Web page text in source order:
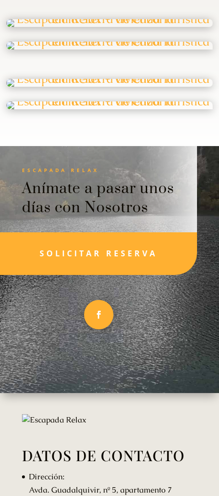
ESCAPADA RELAX
Anímate a pasar unos
días con Nosotros
SOLICITAR RESERVA
DATOS DE CONTACTO
Dirección:
Avda. Guadalquivir, nº 5, apartamento 7